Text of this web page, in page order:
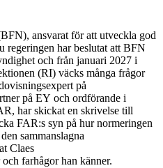
ansvarat för att utveckla god
regeringen har beslutat att BFN
och från januari 2027 i
(RI) väcks många frågor
på
på EY och ordförande i
har skickat en skrivelse till
FAR:s syn på hur normeringen
sammanslagna
Claes
farhågor han känner.